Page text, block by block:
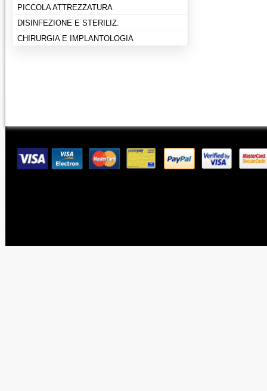
PICCOLA ATTREZZATURA
DISINFEZIONE E STERILIZ.
CHIRURGIA E IMPLANTOLOGIA